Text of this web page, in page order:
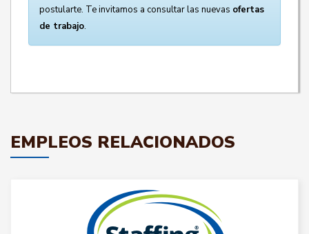
postularte. Te invitamos a consultar las nuevas ofertas
de trabajo.
EMPLEOS RELACIONADOS